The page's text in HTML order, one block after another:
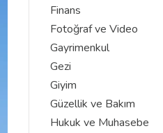
Finans
Fotoğraf ve Video
Gayrimenkul
Gezi
Giyim
Güzellik ve Bakım
Hukuk ve Muhasebe